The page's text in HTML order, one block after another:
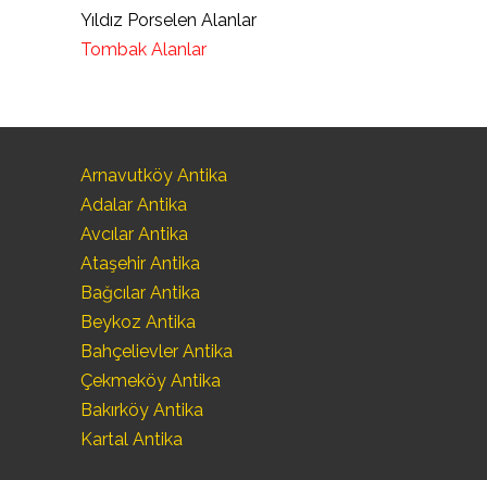
Yıldız Porselen Alanlar
Tombak Alanlar
Arnavutköy Antika
Adalar Antika
Avcılar Antika
Ataşehir Antika
Bağcılar Antika
Beykoz Antika
Bahçelievler Antika
Çekmeköy Antika
Bakırköy Antika
Kartal Antika